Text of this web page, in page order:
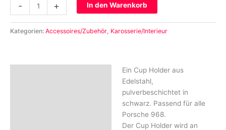
- + In den Warenkorb
Kategorien: Accessoires/Zubehör Karosserie/Interieur
Ein Cup Holder aus
Edelstahl,
pulverbeschichtet in
schwarz. Passend für alle
Porsche 968.
Der Cup Holder wird an